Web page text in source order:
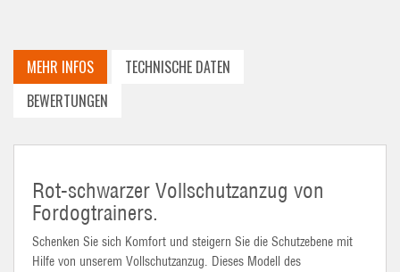
MEHR INFOS
TECHNISCHE DATEN
BEWERTUNGEN
Rot-schwarzer Vollschutzanzug von
Fordogtrainers.
Schenken Sie sich Komfort und steigern Sie die Schutzebene mit
Hilfe von unserem Vollschutzanzug. Dieses Modell des